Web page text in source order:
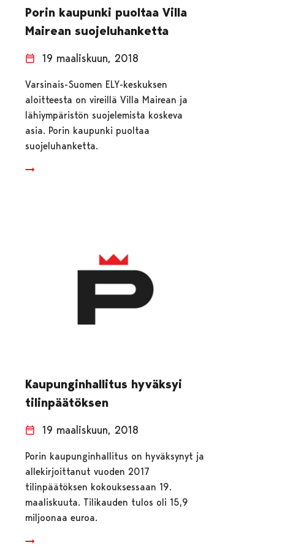
Porin kaupunki puoltaa Villa
Mairean suojeluhanketta
19 maaliskuun, 2018
Varsinais-Suomen ELY-keskuksen
aloitteesta on vireillä Villa Mairean ja
lähiympäristön suojelemista koskeva
asia. Porin kaupunki puoltaa
suojeluhanketta.
Kaupunginhallitus hyväksyi
tilinpäätöksen
19 maaliskuun, 2018
Porin kaupunginhallitus on hyväksynyt ja
allekirjoittanut vuoden 2017
tilinpäätöksen kokouksessaan 19.
maaliskuuta. Tilikauden tulos oli 15,9
miljoonaa euroa.